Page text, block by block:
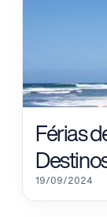
Férias
19/09/2024